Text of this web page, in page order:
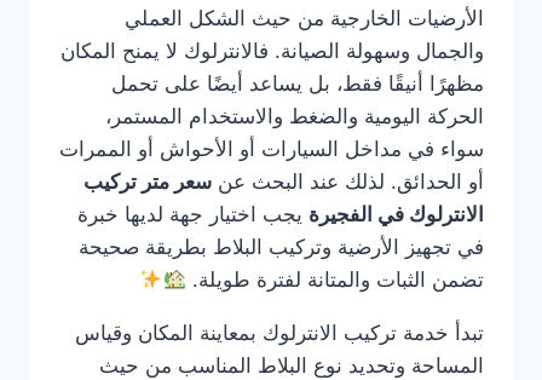
الأرضيات الخارجية من حيث الشكل العملي
والجمال وسهولة الصيانة. فالانترلوك لا يمنح المكان
مظهرًا أنيقًا فقط، بل يساعد أيضًا على تحمل
الحركة اليومية والضغط والاستخدام المستمر،
سواء في مداخل السيارات أو الأحواش أو الممرات
أو الحدائق. لذلك عند البحث عن سعر متر تركيب
الانترلوك في الفجيرة يجب اختيار جهة لديها خبرة
في تجهيز الأرضية وتركيب البلاط بطريقة صحيحة
تضمن الثبات والمتانة لفترة طويلة.
تبدأ خدمة تركيب الانترلوك بمعاينة المكان وقياس
المساحة وتحديد نوع البلاط المناسب من حيث